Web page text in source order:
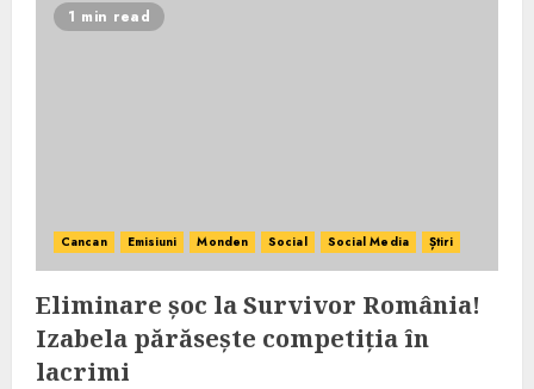
1 min read
Cancan Emisiuni Monden Social Social Media Știri
Eliminare șoc la Survivor România!
Izabela părăsește competiția în
lacrimi